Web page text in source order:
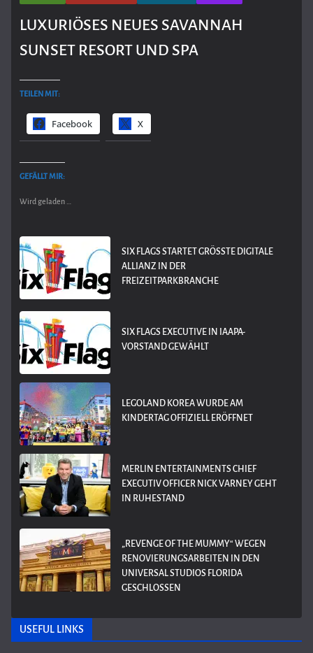
LUXURIÖSES NEUES SAVANNAH
SUNSET RESORT UND SPA
TEILEN MIT:
Facebook X
GEFÄLLT MIR:
Wird geladen …
SIX FLAGS STARTET GRÖSSTE DIGITALE A
LLIANZ IN DER F
REIZEITPARKBRANCHE
SIX FLAGS EXECUTIVE IN IAAPA-
VORSTAND GEWÄHLT
LEGOLAND KOREA WURDE AM
KINDERTAG OFFIZIELL ERÖFFNET
MERLIN ENTERTAINMENTS CHIEF
EXECUTIV OFFICER NICK VARNEY GEHT
IN RUHESTAND
„REVENGE OF THE MUMMY“ WEGEN
RENOVIERUNGSARBEITEN IN DEN
UNIVERSAL STUDIOS FLORIDA
GESCHLOSSEN
USEFUL LINKS